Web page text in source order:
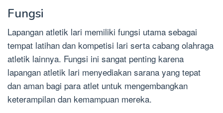
Fungsi
Lapangan atletik lari memiliki fungsi utama sebagai
tempat latihan dan kompetisi lari serta cabang olahraga
atletik lainnya. Fungsi ini sangat penting karena
lapangan atletik lari menyediakan sarana yang tepat
dan aman bagi para atlet untuk mengembangkan
keterampilan dan kemampuan mereka.